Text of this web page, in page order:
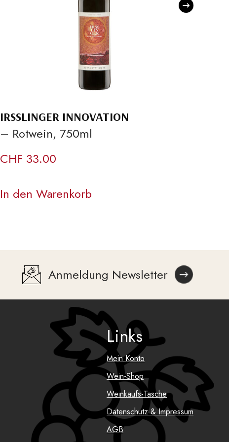
IRSSLINGER INNOVATION
– Rotwein, 750ml
CHF 33.00
In den Warenkorb
Anmeldung Newsletter
Links
Mein Konto
Wein-Shop
Weinkaufs-Tasche
Datenschutz & Impressum
AGB